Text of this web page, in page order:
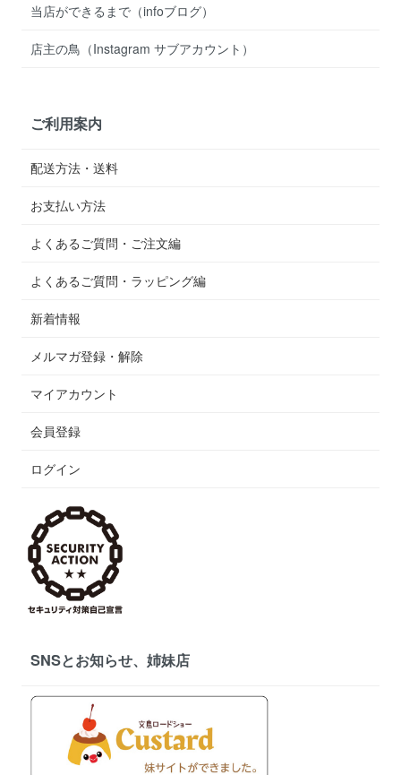
当店ができるまで（infoブログ）
店主の鳥（Instagram サブアカウント）
ご利用案内
配送方法・送料
お支払い方法
よくあるご質問・ご注文編
よくあるご質問・ラッピング編
新着情報
メルマガ登録・解除
マイアカウント
会員登録
ログイン
SNSとお知らせ、姉妹店